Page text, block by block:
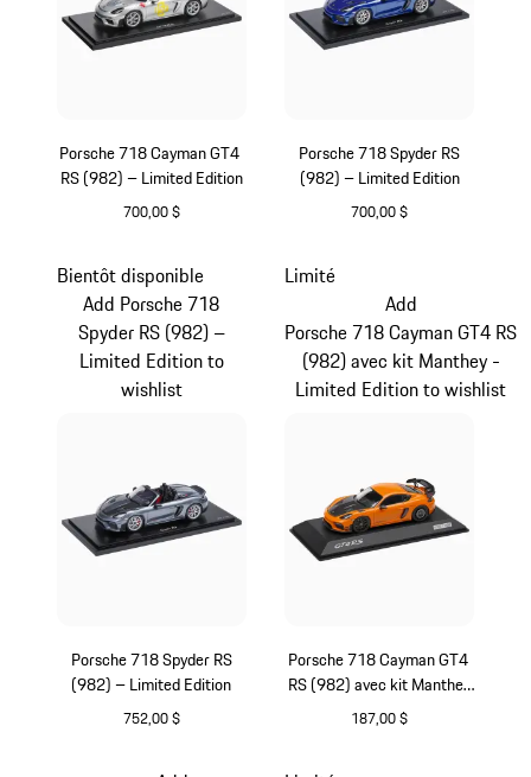
Porsche 718 Cayman GT4
RS (982) – Limited Edition
700,00 $
Porsche 718 Spyder RS
(982) – Limited Edition
700,00 $
Porsche 718 Spyder RS
(982) – Limited Edition
752,00 $
Bientôt disponible
Add Porsche 718
Spyder RS (982) –
Limited Edition to
wishlist
Porsche 718 Cayman GT4
RS (982) avec kit Manthey
- Limited Edition
187,00 $
Limité
Add
Porsche 718 Cayman GT4 RS
(982) avec kit Manthey -
Limited Edition to wishlist